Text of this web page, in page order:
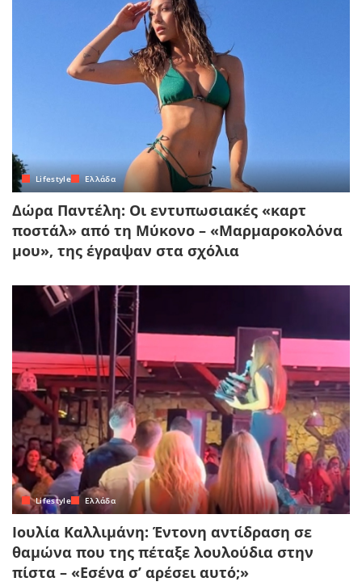
Lifestyle Ελλάδα
Δώρα Παντέλη: Οι εντυπωσιακές «καρτ
ποστάλ» από τη Μύκονο – «Μαρμαροκολόνα
μου», της έγραψαν στα σχόλια
Lifestyle Ελλάδα
Ιουλία Καλλιμάνη: Έντονη αντίδραση σε
θαμώνα που της πέταξε λουλούδια στην
πίστα – «Εσένα σ’ αρέσει αυτό;»